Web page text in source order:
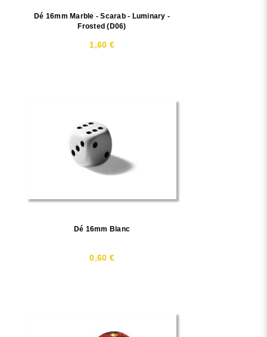
Dé 16mm Marble - Scarab - Luminary -
Frosted (D06)
1,60 €
Dé 16mm Blanc
0,60 €